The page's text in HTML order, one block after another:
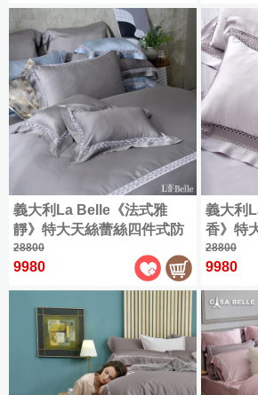
|
包
套
組
兩
|
被
套
(180x210cm)
雙
人
(150x186cm)
大
(180x186cm)
特
(180x210cm)
棉
|
簡
約
素
色
兩
用
包
組
棉
素
色
全
天
約
素
色
天
絲
素
色
全
緹
花
天
竹
義大利La Belle《法式雅
靜》特大天絲蕾絲四件式防
蹣抗菌吸濕排汗兩用被床包
組(共兩款)
28800
9980
義大利
香》特
蹣抗菌
組
28800
9980